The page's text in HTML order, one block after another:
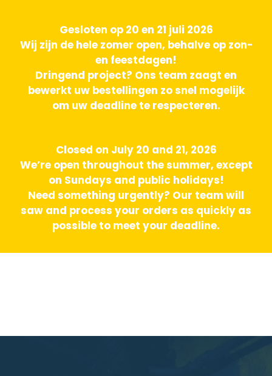
Gesloten op 20 en 21 juli 2026
Wij zijn de hele zomer open, behalve op zon-
en feestdagen!
Dringend project? Ons team zaagt en
bewerkt uw bestellingen zo snel mogelijk
om uw deadline te respecteren.
Closed on July 20 and 21, 2026
We’re open throughout the summer, except
on Sundays and public holidays!
Need something urgently? Our team will
saw and process your orders as quickly as
possible to meet your deadline.